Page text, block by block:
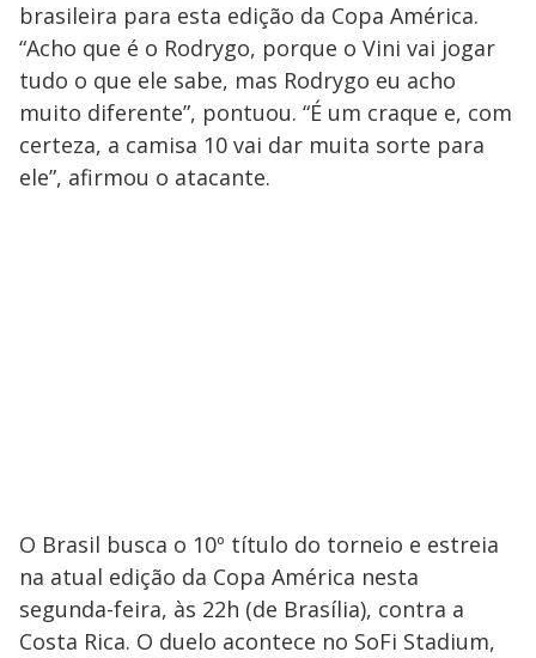
brasileira para esta edição da Copa América.
“Acho que é o Rodrygo, porque o Vini vai jogar
tudo o que ele sabe, mas Rodrygo eu acho
muito diferente”, pontuou. “É um craque e, com
certeza, a camisa 10 vai dar muita sorte para
ele”, afirmou o atacante.
O Brasil busca o 10º título do torneio e estreia
na atual edição da Copa América nesta
segunda-feira, às 22h (de Brasília), contra a
Costa Rica. O duelo acontece no SoFi Stadium,